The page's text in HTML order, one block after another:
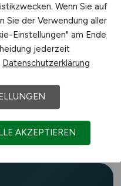
Landwirtschaft ist
betrifft alle
rund um
Wenn Sie auf
Sie der Verwendung aller
Einstellungen" am Ende
jederzeit
Datenschutzerklärung
AKZEPTIEREN